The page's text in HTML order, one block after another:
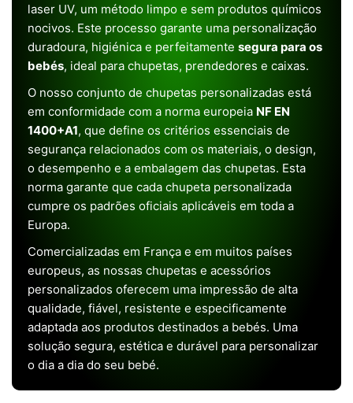
laser UV, um método limpo e sem produtos químicos
nocivos. Este processo garante uma personalização
duradoura, higiénica e perfeitamente segura para os
bebés, ideal para chupetas, prendedores e caixas.
O nosso conjunto de chupetas personalizadas está
em conformidade com a norma europeia NF EN
1400+A1, que define os critérios essenciais de
segurança relacionados com os materiais, o design,
o desempenho e a embalagem das chupetas. Esta
norma garante que cada chupeta personalizada
cumpre os padrões oficiais aplicáveis em toda a
Europa.
Comercializadas em França e em muitos países
europeus, as nossas chupetas e acessórios
personalizados oferecem uma impressão de alta
qualidade, fiável, resistente e especificamente
adaptada aos produtos destinados a bebés. Uma
solução segura, estética e durável para personalizar
o dia a dia do seu bebé.